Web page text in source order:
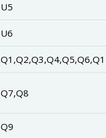
U5
U6
Q7,Q8
Q9